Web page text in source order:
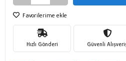
Favorilerime ekle
Hızlı Gönderi Güvenli